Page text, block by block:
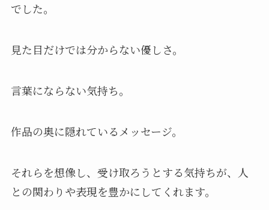
でした。
見た目だけでは分からない優しさ。
言葉にならない気持ち。
作品の奥に隠れているメッセージ。
それらを想像し、受け取ろうとする気持ちが、人
との関わりや表現を豊かにしてくれます。